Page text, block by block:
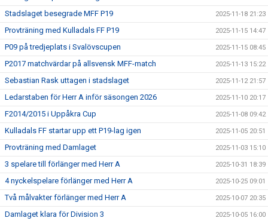
Stadslaget besegrade MFF P19 2025-11-18 21:23
Provträning med Kulladals FF P19 2025-11-15 14:47
P09 på tredjeplats i Svalövscupen 2025-11-15 08:45
P2017 matchvärdar på allsvensk MFF-match 2025-11-13 15:22
Sebastian Rask uttagen i stadslaget 2025-11-12 21:57
Ledarstaben för Herr A inför säsongen 2026 2025-11-10 20:17
F2014/2015 i Uppåkra Cup 2025-11-08 09:42
Kulladals FF startar upp ett P19-lag igen 2025-11-05 20:51
Provträning med Damlaget 2025-11-03 15:10
3 spelare till förlänger med Herr A 2025-10-31 18:39
4 nyckelspelare förlänger med Herr A 2025-10-25 09:01
Två målvakter förlänger med Herr A 2025-10-07 20:35
Damlaget klara för Division 3 2025-10-05 16:00